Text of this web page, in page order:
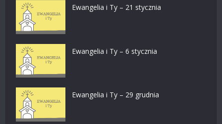
Ewangelia i Ty – 21 stycznia
Ewangelia i Ty – 6 stycznia
Ewangelia i Ty – 29 grudnia